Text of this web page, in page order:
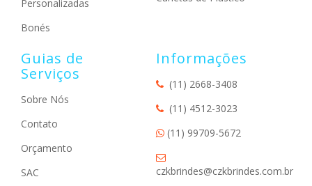
Personalizadas
Bonés
Guias de
Serviços
Sobre Nós
Contato
Orçamento
SAC
Informações
(11) 2668-3408
(11) 4512-3023
(11) 99709-5672
czkbrindes@czkbrindes.com.br